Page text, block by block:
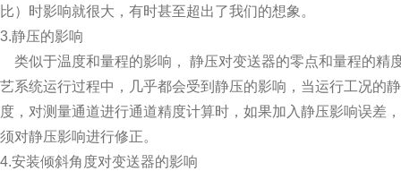
比）时影响就很大，有时甚至超出了我们的想象。
3.静压的影响
类似于温度和量程的影响， 静压对变送器的零点和量程的精
艺系统运行过程中，几乎都会受到静压的影响，当运行工况的
度，对测量通道进行通道精度计算时，如果加入静压影响误差
须对静压影响进行修正。
4.安装倾斜角度对变送器的影响